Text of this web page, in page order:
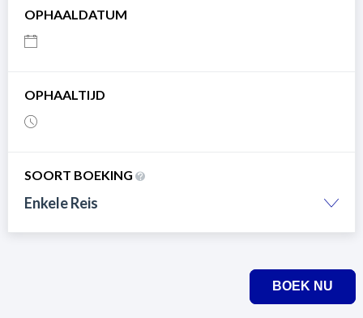
OPHAALDATUM
OPHAALTIJD
SOORT BOEKING
Enkele Reis
BOEK NU